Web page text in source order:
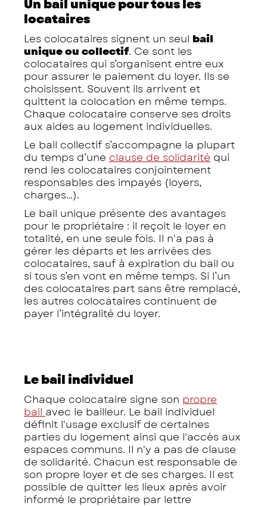
Un bail unique pour tous les
locataires
Les colocataires signent un seul bail
unique ou collectif. Ce sont les
colocataires qui s’organisent entre eux
pour assurer le paiement du loyer. Ils se
choisissent. Souvent ils arrivent et
quittent la colocation en même temps.
Chaque colocataire conserve ses droits
aux aides au logement individuelles.
Le bail collectif s’accompagne la plupart
du temps d’une clause de solidarité qui
rend les colocataires conjointement
responsables des impayés (loyers,
charges…).
Le bail unique présente des avantages
pour le propriétaire : il reçoit le loyer en
totalité, en une seule fois. Il n'a pas à
gérer les départs et les arrivées des
colocataires, sauf à expiration du bail ou
si tous s’en vont en même temps. Si l’un
des colocataires part sans être remplacé,
les autres colocataires continuent de
payer l’intégralité du loyer.
Le bail individuel
Chaque colocataire signe son propre
bail avec le bailleur. Le bail individuel
définit l'usage exclusif de certaines
parties du logement ainsi que l'accès aux
espaces communs. Il n'y a pas de clause
de solidarité. Chacun est responsable de
son propre loyer et de ses charges. Il est
possible de quitter les lieux après avoir
informé le propriétaire par lettre